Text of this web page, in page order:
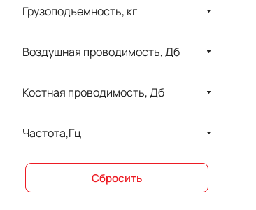
Mindsion
Riester
ZERTS
БИОСС
ДЕНТОФЛЕКС
Грузоподъемность, кг
Воздушная проводимость, Дб
Костная проводимость, Дб
Частота,Гц
Сбросить